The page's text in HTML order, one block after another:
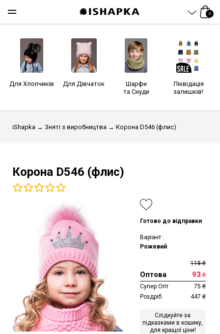
0
Для Хлопчиків Для Дівчаток
Шарфи
та Снуди
Ліквідація
залишків!
iShapka → Зняті з виробництва → Корона D546 (флис)
Корона D546 (флис)
Готово до відправки
Варіант :
Рожевий
118 ₴
Оптова 93 ₴
Супер Опт
75 ₴
Роздріб
447 ₴
Слідкуйте за
підказками в кошику,
для кращої ціни!